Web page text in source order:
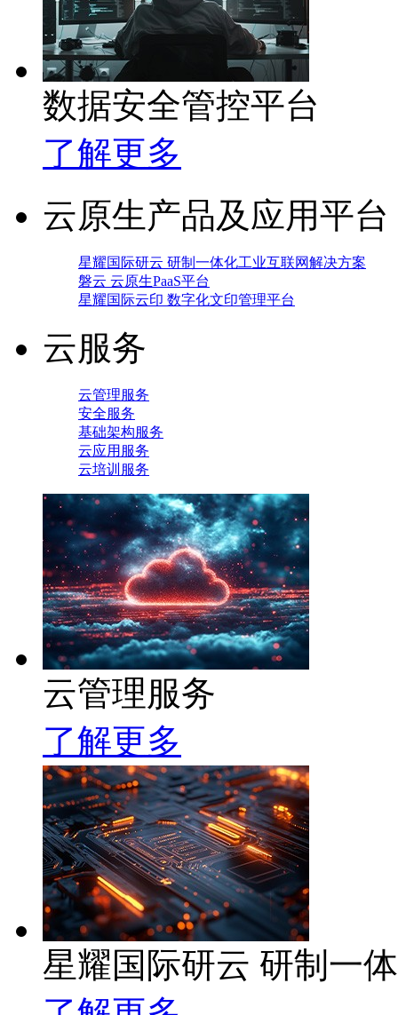
数据安全管控平台
了解更多
云原生产品及应用平台
星耀国际研云 研制一体化工业互联网解决方案
磐云 云原生PaaS平台
星耀国际云印 数字化文印管理平台
云服务
云管理服务
安全服务
基础架构服务
云应用服务
云培训服务
云管理服务
了解更多
星耀国际研云 研制一